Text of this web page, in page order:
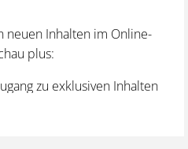
neuen Inhalten im Online-
plus:
zu exklusiven Inhalten
von aktuellen Regelungen
Ruhezeiten,